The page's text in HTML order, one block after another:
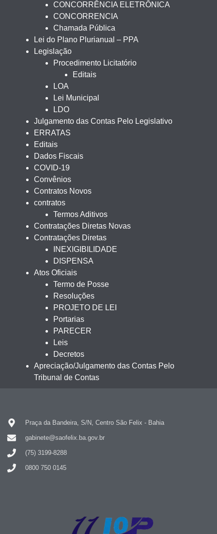
CONCORRÊNCIA ELETRÔNICA
CONCORRENCIA
Chamada Pública
Lei do Plano Plurianual – PPA
Legislação
Procedimento Licitatório
Editais
LOA
Lei Municipal
LDO
Julgamento das Contas Pelo Legislativo
ERRATAS
Editais
Dados Fiscais
COVID-19
Convênios
Contratos Novos
contratos
Termos Aditivos
Contratações Diretas Novas
Contratações Diretas
INEXIGIBILIDADE
DISPENSA
Atos Oficiais
Termo de Posse
Resoluções
PROJETO DE LEI
Portarias
PARECER
Leis
Decretos
Apreciação/Julgamento das Contas Pelo
Tribunal de Contas
Praça da Bandeira, S/N, Centro São Felix - Bahia
gabinete@saofelix.ba.gov.br
(75) 3199-8288
0800 750 0145